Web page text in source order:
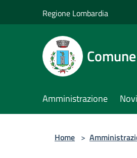
Regione Lombardia
Amministrazione
Home >